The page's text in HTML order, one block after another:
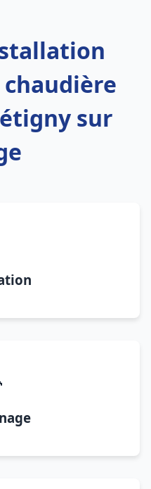
sur